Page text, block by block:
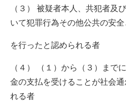
（３） 被疑者本人、共犯者及
いて犯罪行為その他公共の安
を行ったと認められる者
（４） （１）から（３）まで
金の支払を受けることが社会
れる者